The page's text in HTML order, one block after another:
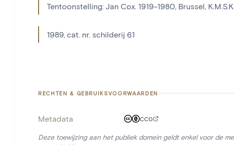
Tentoonstelling: Jan Cox. 1919-1980, Brussel,
1989, cat. nr. schilderij 61
RECHTEN & GEBRUIKSVOORWAARDEN
Metadata CC0
Deze toewijzing aan het publiek domein geldt enkel voor de